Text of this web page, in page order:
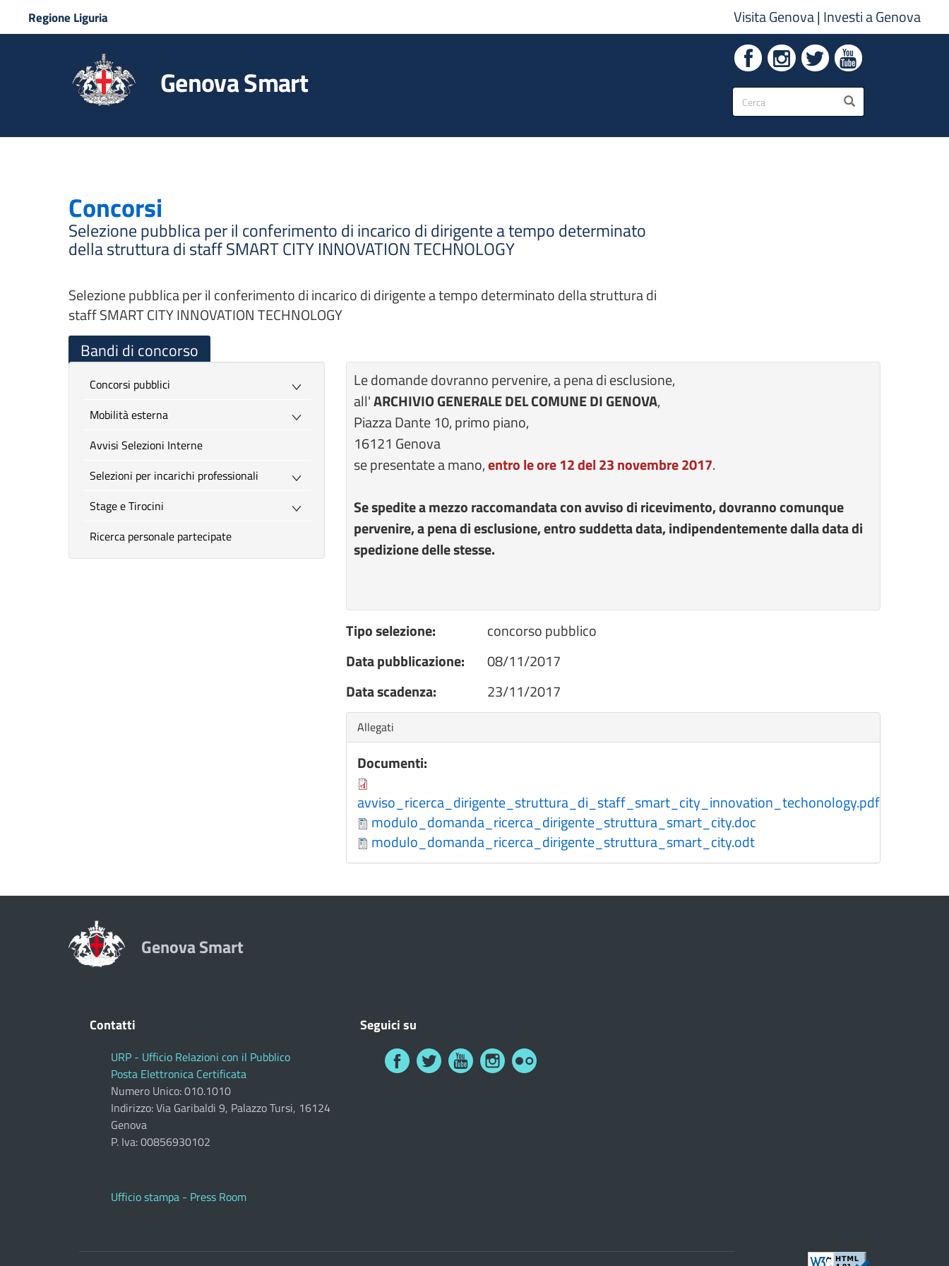
Regione Liguria Visita Genova| Investi a Genova
Genova Smart
Form
di
ricerca
CERCA
Concorsi
Selezione pubblica per il conferimento di incarico di dirigente a tempo determinato
della struttura di staff SMART CITY INNOVATION TECHNOLOGY
Selezione pubblica per il conferimento di incarico di dirigente a tempo determinato della struttura di
staff SMART CITY INNOVATION TECHNOLOGY
Bandi di concorso
Le domande dovranno pervenire, a pena di esclusione,
all'ARCHIVIO GENERALE DEL COMUNE DI GENOVA,
Piazza Dante 10, primo piano,
16121 Genova
se presentate a mano,entro le ore 12 del 23 novembre 2017.
Se spedite a mezzo raccomandata con avviso di ricevimento, dovranno comunque
pervenire, a pena di esclusione, entro suddetta data, indipendentemente dalla data di
spedizione delle stesse.
Tipo selezione:
concorso pubblico
Data pubblicazione:
08/11/2017
Data scadenza:
23/11/2017
Nascondi
Allegati
Documenti:
avviso_ricerca_dirigente_struttura_di_staff_smart_city_innovation_techonology.pdf
modulo_domanda_ricerca_dirigente_struttura_smart_city.doc
modulo_domanda_ricerca_dirigente_struttura_smart_city.odt
Concorsi pubblici
Mobilità esterna
Avvisi Selezioni Interne
Selezioni per incarichi professionali
Stage e Tirocini
Ricerca personale partecipate
Genova Smart
Contatti
URP - Ufficio Relazioni con il Pubblico
Posta Elettronica Certificata
Numero Unico: 010.1010
Indirizzo: Via Garibaldi 9, Palazzo Tursi, 16124
Genova
P. Iva: 00856930102
Ufficio stampa - Press Room
Seguici su